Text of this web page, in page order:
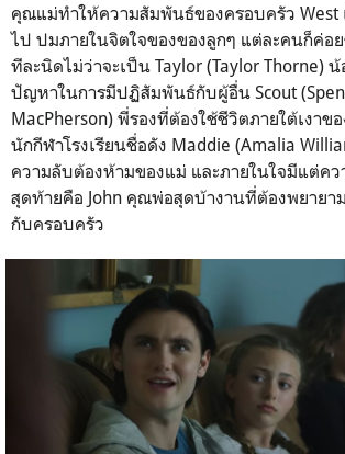
คุณแม่ทำให้ความสัมพันธ์ของครอบครัว West
ไป ปมภายในจิตใจของของลูกๆ แต่ละคนก็ค่อ
ทีละนิดไม่ว่าจะเป็น Taylor (Taylor Thorne) น้
ปัญหาในการมีปฏิสัมพันธ์กับผู้อื่น Scout (
MacPherson) พี่รองที่ต้องใช้ชีวิตภายใต้เงาข
นักกีฬาโรงเรียนชื่อดัง Maddie (Amalia
ความลับต้องห้ามของแม่ และภายในใจมีแต่คว
สุดท้ายคือ John คุณพ่อสุดบ้างานที่ต้องพยายา
กับครอบครัว